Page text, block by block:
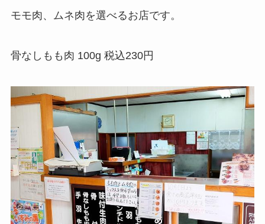
モモ肉、ムネ肉を選べるお店です。
骨なしもも肉 100g 税込230円